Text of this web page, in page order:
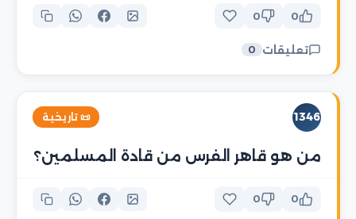
0
0
تعليقات 0
1346 📜 تاريخية
من هو قاهر الفرس من قادة المسلمين؟
0
0